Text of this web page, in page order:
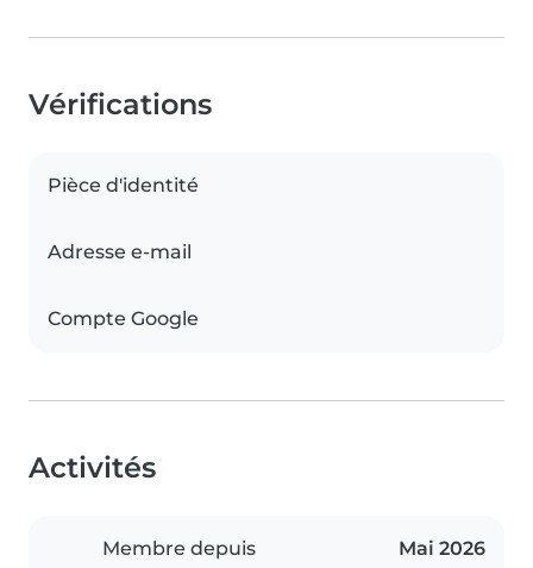
Vérifications
Pièce d'identité
Adresse e-mail
Compte Google
Activités
Membre depuis Mai 2026